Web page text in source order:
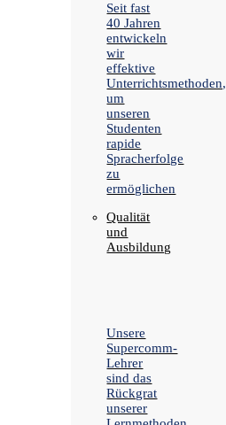
Seit fast
40 Jahren
entwickeln
wir
effektive
Unterrichtsmethoden,
um
unseren
Studenten
rapide
Spracherfolge
zu
ermöglichen
Qualität
und
Ausbildung
Unsere
Supercomm-
Lehrer
sind das
Rückgrat
unserer